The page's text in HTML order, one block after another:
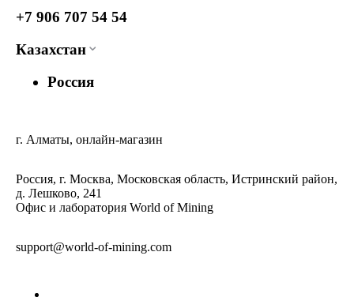
+7 906 707 54 54
Казахстан
Россия
г. Алматы, онлайн-магазин
Россия, г. Москва, Московская область, Истринский район,
д. Лешково, 241
Офис и лаборатория World of Mining
support@world-of-mining.com